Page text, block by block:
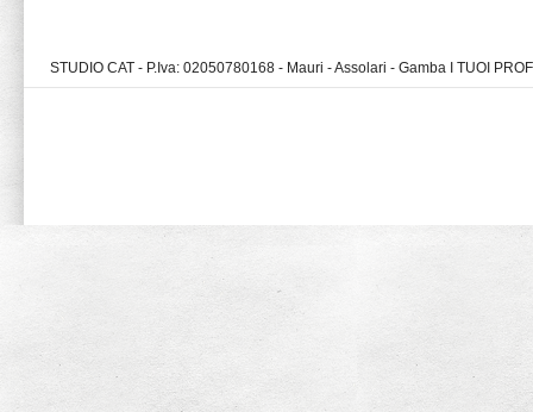
STUDIO CAT - P.Iva: 02050780168 - Mauri - Assolari - Gamba I TUOI